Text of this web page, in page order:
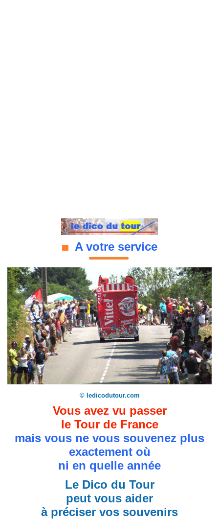
A votre service
© ledicodutour.com
Vous avez vu passer
le Tour de France
mais vous ne vous souvenez plus
exactement où
ni en quelle année
Le Dico du Tour
peut vous aider
à préciser vos souvenirs